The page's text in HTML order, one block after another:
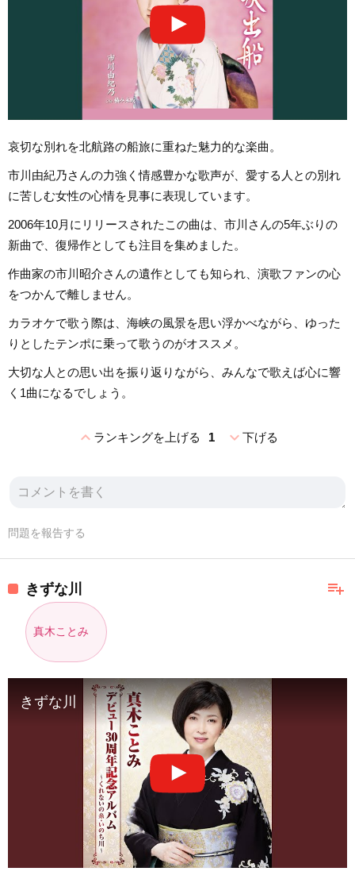
哀切な別れを北航路の船旅に重ねた魅力的な楽曲。
市川由紀乃さんの力強く情感豊かな歌声が、愛する人との別れ
に苦しむ女性の心情を見事に表現しています。
2006年10月にリリースされたこの曲は、市川さんの5年ぶりの
新曲で、復帰作としても注目を集めました。
作曲家の市川昭介さんの遺作としても知られ、演歌ファンの心
をつかんで離しません。
カラオケで歌う際は、海峡の風景を思い浮かべながら、ゆった
りとしたテンポに乗って歌うのがオススメ。
大切な人との思い出を振り返りながら、みんなで歌えば心に響
く1曲になるでしょう。
expand_lessランキングを上げる 1 expand_more下げる
問題を報告する
playlist_add
きずな川
真木ことみ
きずな川